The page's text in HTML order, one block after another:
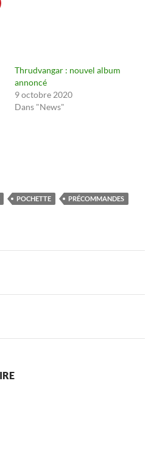
Thrudvangar : nouvel album
annoncé
9 octobre 2020
Dans "News"
POCHETTE
PRÉCOMMANDES